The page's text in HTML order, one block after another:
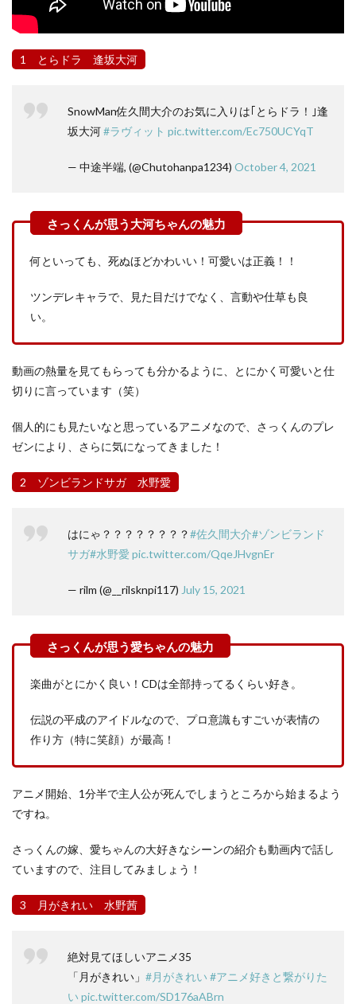
1 とらドラ 逢坂大河
SnowMan佐久間大介のお気に入りは｢とらドラ！｣逢
坂大河#ラヴィット pic.twitter.com/Ec750UCYqT
— 中途半端, (@Chutohanpa1234) October 4, 2021
何といっても、死ぬほどかわいい！可愛いは正義！！
ツンデレキャラで、見た目だけでなく、言動や仕草も良
い。
動画の熱量を見てもらっても分かるように、とにかく可愛いと仕
切りに言っています（笑）
個人的にも見たいなと思っているアニメなので、さっくんのプレ
ゼンにより、さらに気になってきました！
2 ゾンビランドサガ 水野愛
はにゃ？？？？？？？？#佐久間大介#ゾンビランド
サガ#水野愛 pic.twitter.com/QqeJHvgnEr
— rilm (@__rilsknpi117) July 15, 2021
楽曲がとにかく良い！CDは全部持ってるくらい好き。
伝説の平成のアイドルなので、プロ意識もすごいが表情の
作り方（特に笑顔）が最高！
アニメ開始、1分半で主人公が死んでしまうところから始まるよう
ですね。
さっくんの嫁、愛ちゃんの大好きなシーンの紹介も動画内で話し
ていますので、注目してみましょう！
3 月がきれい 水野茜
絶対見てほしいアニメ35
「月がきれい」 #月がきれい #アニメ好きと繋がりた
い pic.twitter.com/SD176aABrn